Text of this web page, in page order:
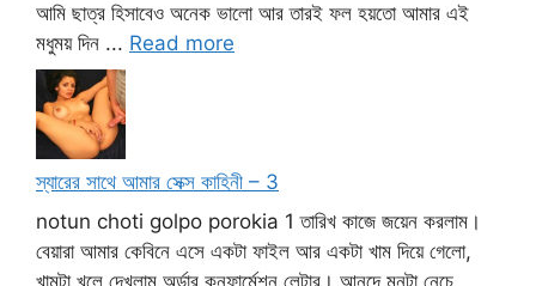
আমি ছাত্র হিসাবেও অনেক ভালো আর তারই ফল হয়তো আমার এই
মধুময় দিন ... Read more
স্যারের সাথে আমার সেক্স কাহিনী – 3
notun choti golpo porokia 1 তারিখ কাজে জয়েন করলাম।
বেয়ারা আমার কেবিনে এসে একটা ফাইল আর একটা খাম দিয়ে গেলো,